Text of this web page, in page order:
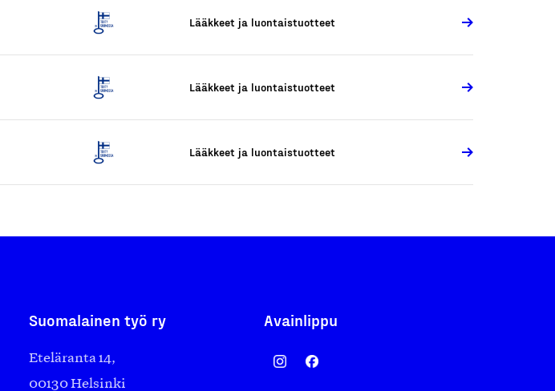
Lääkkeet ja luontaistuotteet
Lääkkeet ja luontaistuotteet
Lääkkeet ja luontaistuotteet
Suomalainen työ ry
Eteläranta 14,
00130 Helsinki
Avainlippu